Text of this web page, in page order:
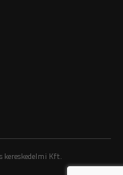
Kft.